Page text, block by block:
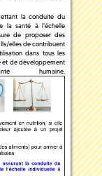
la conduite du
la santé à l'échelle
de proposer des
elles de contribuent
dans tous les
et de développement
humaine.